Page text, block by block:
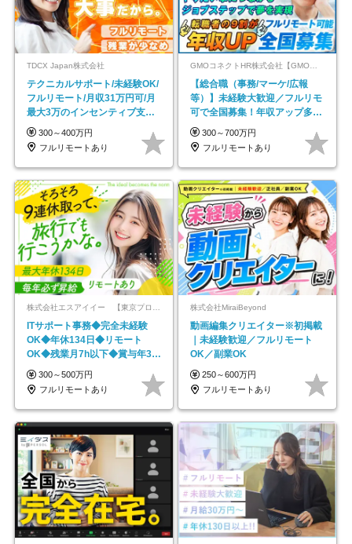
TDCX Japan株式会社
テクニカルサポート/未経験OK/
フルリモート/月収31万円可/月
最大3万のインセンティブ支給/
平均年齢33歳
300～400万円
フルリモートあり
GMOコネクトHR株式会社【GMOインターネットグループ】
【総合職（事務/マーケ/広報
等）】未経験大歓迎／フルリモ
可で全国募集！年収アップ多数
★年休最大130日★
300～700万円
フルリモートあり
株式会社エスアイイー 【東京プロマーケット上場】
ITサポート事務◆完全未経験
OK◆年休134日◆リモート
OK◆残業月7h以下◆賞与年3回
◆5年目まで必ず昇給
300～500万円
フルリモートあり
株式会社MiraiBeyond
動画編集クリエイター※初掲載
｜未経験歓迎／フルリモート
OK／副業OK
250～600万円
フルリモートあり